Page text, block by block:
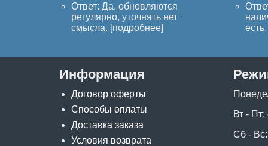
Ответ: Да, обновляются
регулярно, уточнять нет
смысла. [подробнее]
Информация
Договор оферты
Способы оплаты
Доставка заказа
Условия возврата
Вт -
Сб -